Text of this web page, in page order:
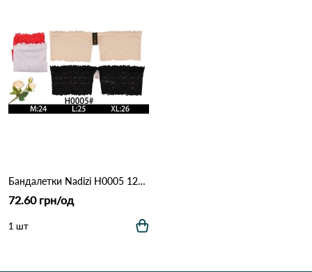
Бандалетки Nadizi H0005 12б Различные цвета
72.60 грн/од
1 шт